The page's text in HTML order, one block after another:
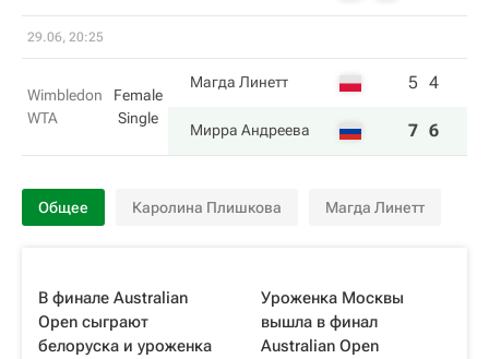
29.06, 20:25
Wimbledon
WTA
Female
Single
Магда Линетт 5 4
Мирра Андреева 7 6
Общее Каролина Плишкова Магда Линетт
В финале Australian
Open сыграют
белоруска и уроженка
Уроженка Москвы
вышла в финал
Australian Open